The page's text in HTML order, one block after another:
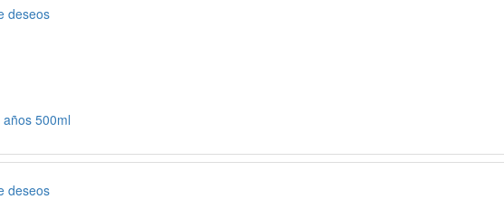
deseos
años 500ml
deseos